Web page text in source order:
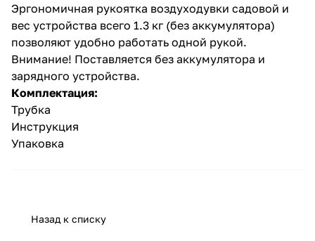
Эргономичная рукоятка воздуходувки садовой и
вес устройства всего 1.3 кг (без аккумулятора)
позволяют удобно работать одной рукой.
Внимание! Поставляется без аккумулятора и
зарядного устройства.
Комплектация:
Трубка
Инструкция
Упаковка
Назад к списку